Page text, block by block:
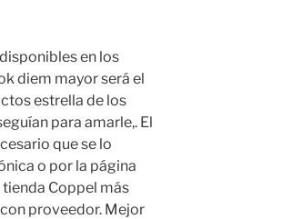
en los
diem mayor será el
estrella de los
para amarle,. El
que se lo
o por la página
Coppel más
proveedor. Mejor